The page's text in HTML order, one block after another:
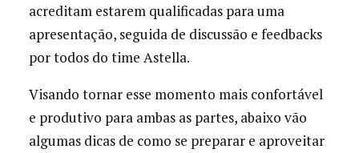
acreditam estarem qualificadas para uma
apresentação, seguida de discussão e feedbacks
por todos do time Astella.
Visando tornar esse momento mais confortável
e produtivo para ambas as partes, abaixo vão
algumas dicas de como se preparar e aproveitar